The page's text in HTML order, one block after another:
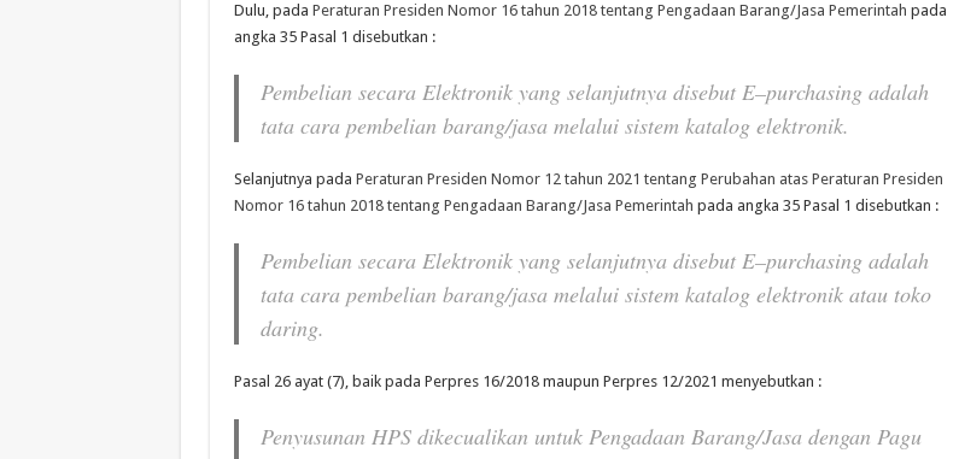
Dulu, pada Peraturan Presiden Nomor 16 tahun 2018 tentang Pengadaan Barang/Jasa Pemerintah pada
angka 35 Pasal 1 disebutkan :
Pembelian secara Elektronik yang selanjutnya disebut E–purchasing adalah
tata cara pembelian barang/jasa melalui sistem katalog elektronik.
Selanjutnya pada Peraturan Presiden Nomor 12 tahun 2021 tentang Perubahan atas Peraturan Presiden
Nomor 16 tahun 2018 tentang Pengadaan Barang/Jasa Pemerintah pada angka 35 Pasal 1 disebutkan :
Pembelian secara Elektronik yang selanjutnya disebut E–purchasing adalah
tata cara pembelian barang/jasa melalui sistem katalog elektronik atau toko
daring.
Pasal 26 ayat (7), baik pada Perpres 16/2018 maupun Perpres 12/2021 menyebutkan :
Penyusunan HPS dikecualikan untuk Pengadaan Barang/Jasa dengan Pagu